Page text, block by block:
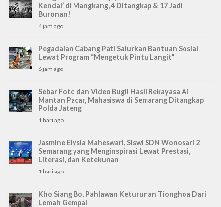
Kendal’ di Mangkang, 4 Ditangkap & 17 Jadi
Buronan!
4 jam ago
Pegadaian Cabang Pati Salurkan Bantuan Sosial
Lewat Program “Mengetuk Pintu Langit”
6 jam ago
Sebar Foto dan Video Bugil Hasil Rekayasa AI
Mantan Pacar, Mahasiswa di Semarang Ditangkap
Polda Jateng
1 hari ago
Jasmine Elysia Maheswari, Siswi SDN Wonosari 2
Semarang yang Menginspirasi Lewat Prestasi,
Literasi, dan Ketekunan
1 hari ago
Kho Siang Bo, Pahlawan Keturunan Tionghoa Dari
Lemah Gempal